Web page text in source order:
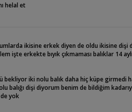
helal et
ikisine erkek diyen de oldu ikisine dişi
erkekte bıyık çıkmaması balıklar 14
iki nolu balık daha hiç küpe girmedi
balığı dişi diyorum benim de bildiğim
yok